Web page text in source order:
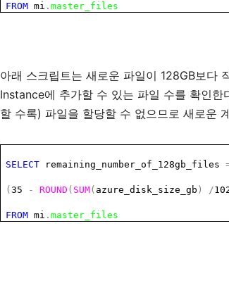
FROM mi .master_files
아래 스크립트는 새로운 파일이 128GB보다
Instance에 추가할 수 있는 파일 수를 확인한
할 수록) 파일을 할당할 수 없으므로 새로운
SELECT remaining_number_of_128gb_files
(35 - ROUND ( SUM( azure_disk_size_gb ) /
FROM mi .master_files